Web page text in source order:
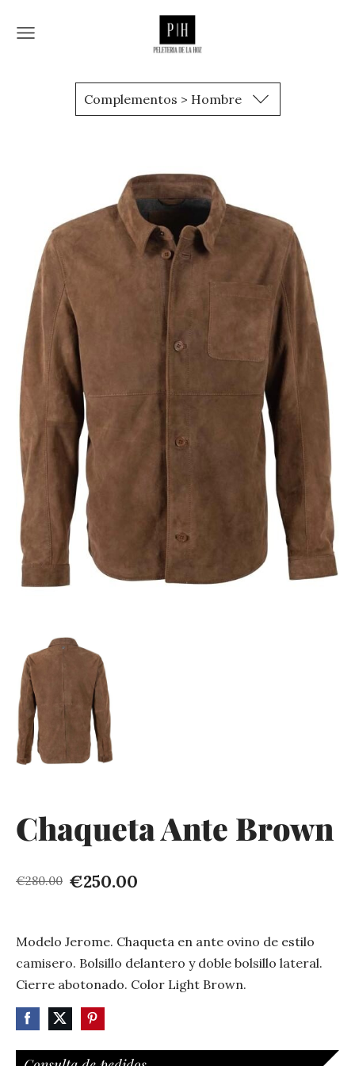
Complementos > Hombre
Chaqueta Ante Brown
€280.00 €250.00
Modelo Jerome. Chaqueta en ante ovino de estilo
camisero. Bolsillo delantero y doble bolsillo lateral.
Cierre abotonado. Color Light Brown.